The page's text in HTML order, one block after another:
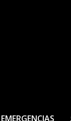
EMERGENCIAS